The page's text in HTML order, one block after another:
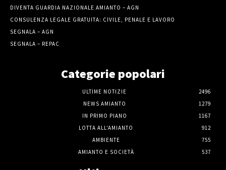
DIVENTA GUARDIA NAZIONALE AMIANTO – AGN
CONSULENZA LEGALE GRATUITA: CIVILE, PENALE E LAVORO
SEGNALA – AGN
SEGNALA – REPAC
Categorie popolari
ULTIME NOTIZIE
2496
NEWS AMIANTO
1279
IN PRIMO PIANO
1167
LOTTA ALL'AMIANTO
912
AMBIENTE
755
AMIANTO E SOCIETÀ
537